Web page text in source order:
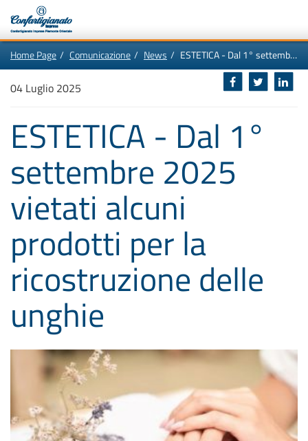
Vai
In
questa
di
navigazione
Ricerca
nel
[2]
Contenuti
principali
[5]
ultime
novità
da
Confartigianato
[6]
Home Page Comunicazione News ESTETICA - Dal 1° settembre 2025 vietati alcuni prodotti per la ricostruzione delle unghie
04 Luglio 2025
ESTETICA - Dal 1°
settembre 2025
vietati alcuni
prodotti per la
ricostruzione delle
unghie